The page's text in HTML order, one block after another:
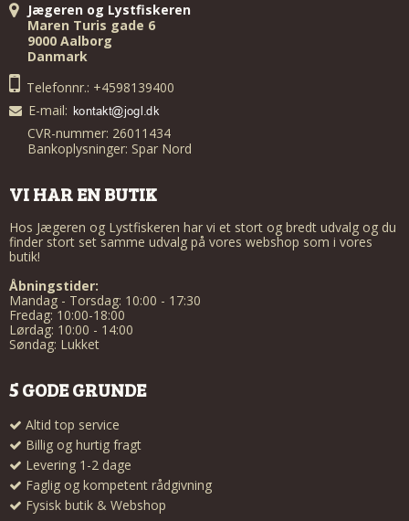
Jægeren og Lystfiskeren
Maren Turis gade 6
9000 Aalborg
Danmark
Telefonnr.: +4598139400
E-mail:
CVR-nummer: 26011434
Bankoplysninger: Spar Nord
VI HAR EN BUTIK
Hos Jægeren og Lystfiskeren har vi et stort og bredt udvalg og du
finder stort set samme udvalg på vores webshop som i vores
butik!
Åbningstider:
Mandag - Torsdag: 10:00 - 17:30
Fredag: 10:00-18:00
Lørdag: 10:00 - 14:00
Søndag: Lukket
5 GODE GRUNDE
Altid top service
Billig og hurtig fragt
Levering 1-2 dage
Faglig og kompetent rådgivning
Fysisk butik & Webshop